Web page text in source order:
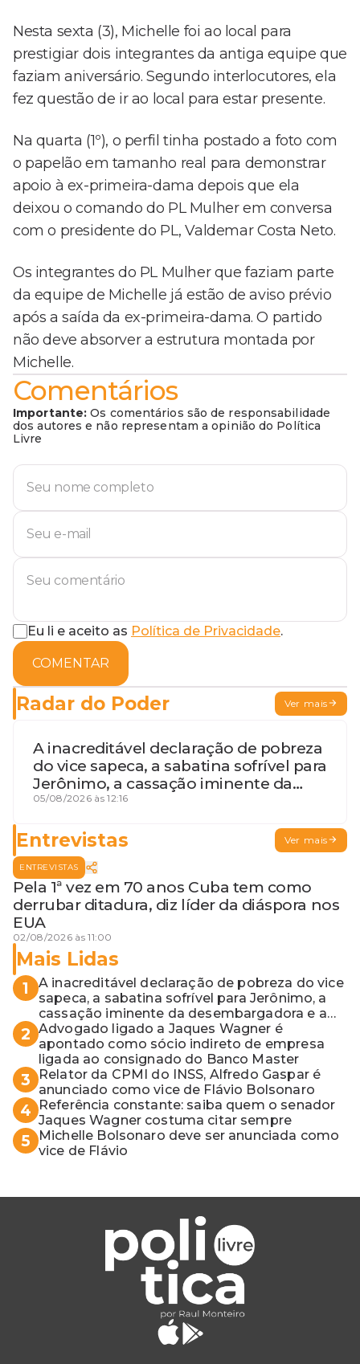
Nesta sexta (3), Michelle foi ao local para
prestigiar dois integrantes da antiga equipe que
faziam aniversário. Segundo interlocutores, ela
fez questão de ir ao local para estar presente.
Na quarta (1º), o perfil tinha postado a foto com
o papelão em tamanho real para demonstrar
apoio à ex-primeira-dama depois que ela
deixou o comando do PL Mulher em conversa
com o presidente do PL, Valdemar Costa Neto.
Os integrantes do PL Mulher que faziam parte
da equipe de Michelle já estão de aviso prévio
após a saída da ex-primeira-dama. O partido
não deve absorver a estrutura montada por
Michelle.
Comentários
Importante: Os comentários são de responsabilidade
dos autores e não representam a opinião do Política
Livre
Eu li e aceito as Política de Privacidade.
COMENTAR
Radar do Poder Ver mais
A inacreditável declaração de pobreza
do vice sapeca, a sabatina sofrível para
Jerônimo, a cassação iminente da
desembargadora e a vaga do Quinto
05/08/2026 às 12:16
Entrevistas Ver mais
ENTREVISTAS
Pela 1ª vez em 70 anos Cuba tem como
derrubar ditadura, diz líder da diáspora nos
EUA
02/08/2026 às 11:00
Mais Lidas
1
A inacreditável declaração de pobreza do vice
sapeca, a sabatina sofrível para Jerônimo, a
cassação iminente da desembargadora e a
vaga do Quinto para o MP baiano
2 Advogado ligado a Jaques Wagner é
apontado como sócio indireto de empresa
ligada ao consignado do Banco Master
3
Relator da CPMI do INSS, Alfredo Gaspar é
anunciado como vice de Flávio Bolsonaro
4
Referência constante: saiba quem o senador
Jaques Wagner costuma citar sempre
5
Michelle Bolsonaro deve ser anunciada como
vice de Flávio